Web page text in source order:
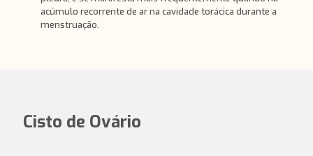
acúmulo recorrente de ar na cavidade torácica durante a
menstruação.
Cisto de Ovário